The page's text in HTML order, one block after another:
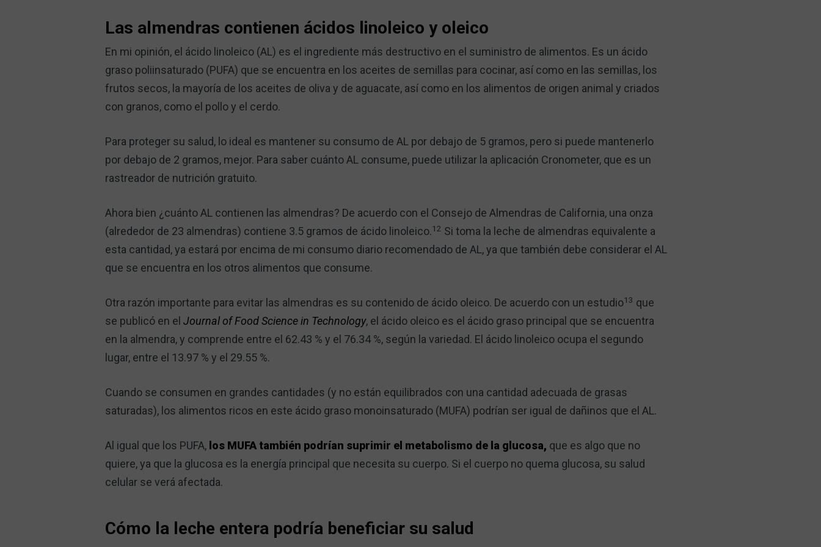
Las almendras contienen ácidos linoleico y oleico
En mi opinión, el ácido linoleico (AL) es el ingrediente más destructivo en el suministro de alimentos. Es un ácido
graso poliinsaturado (PUFA) que se encuentra en los aceites de semillas para cocinar, así como en las semillas, los
frutos secos, la mayoría de los aceites de oliva y de aguacate, así como en los alimentos de origen animal y criados
con granos, como el pollo y el cerdo.
Para proteger su salud, lo ideal es mantener su consumo de AL por debajo de 5 gramos, pero si puede mantenerlo
por debajo de 2 gramos, mejor. Para saber cuánto AL consume, puede utilizar la aplicación Cronometer, que es un
rastreador de nutrición gratuito.
Ahora bien ¿cuánto AL contienen las almendras? De acuerdo con el Consejo de Almendras de California, una onza
(alrededor de 23 almendras) contiene 3.5 gramos de ácido linoleico.12 Si toma la leche de almendras equivalente a
esta cantidad, ya estará por encima de mi consumo diario recomendado de AL, ya que también debe considerar el AL
que se encuentra en los otros alimentos que consume.
Otra razón importante para evitar las almendras es su contenido de ácido oleico. De acuerdo con un estudio13 que
se publicó en el Journal of Food Science in Technology, el ácido oleico es el ácido graso principal que se encuentra
en la almendra, y comprende entre el 62.43 % y el 76.34 %, según la variedad. El ácido linoleico ocupa el segundo
lugar, entre el 13.97 % y el 29.55 %.
Cuando se consumen en grandes cantidades (y no están equilibrados con una cantidad adecuada de grasas
saturadas), los alimentos ricos en este ácido graso monoinsaturado (MUFA) podrían ser igual de dañinos que el AL.
Al igual que los PUFA, los MUFA también podrían suprimir el metabolismo de la glucosa, que es algo que no
quiere, ya que la glucosa es la energía principal que necesita su cuerpo. Si el cuerpo no quema glucosa, su salud
celular se verá afectada.
Cómo la leche entera podría beneficiar su salud